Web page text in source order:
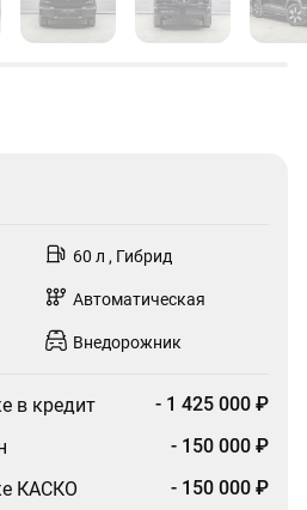
60 л , Гибрид
Автоматическая
Внедорожник
в кредит
- 1 425 000 ₽
- 150 000 ₽
КАСКО
- 150 000 ₽